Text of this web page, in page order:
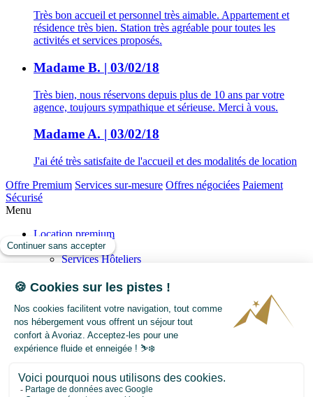
Très bon accueil et personnel très aimable. Appartement et
résidence très bien. Station très agréable pour toutes les
activités et services proposés.
Madame B. | 03/02/18
Très bien, nous réservons depuis plus de 10 ans par votre
agence, toujours sympathique et sérieuse. Merci à vous.
Madame A. | 03/02/18
J'ai été très satisfaite de l'accueil et des modalités de location
Offre Premium Services sur-mesure Offres négociées Paiement
Sécurisé
Menu
Location premium
Nos Prestation
Services Hôteliers
Séjour-sur-mesure
Nos offres SPA et détente
Transaction
Vendre
Acheter
Avoriaz
Evènements